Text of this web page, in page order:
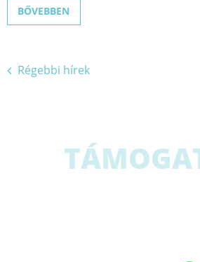
BŐVEBBEN
Bejegyzés
Régebbi hírek